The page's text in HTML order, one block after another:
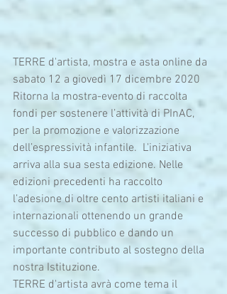
TERRE d'artista, mostra e asta online da
sabato 12 a giovedì 17 dicembre 2020
Ritorna la mostra-evento di raccolta
fondi per sostenere l’attività di PInAC,
per la promozione e valorizzazione
dell’espressività infantile.  L'iniziativa
arriva alla sua sesta edizione. Nelle
edizioni precedenti ha raccolto
l’adesione di oltre cento artisti italiani e
internazionali ottenendo un grande
successo di pubblico e dando un
importante contributo al sostegno della
nostra Istituzione.
TERRE d'artista avrà come tema il